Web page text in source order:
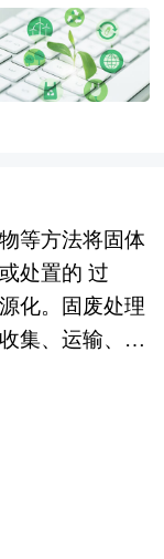
透明，但因含
，通常呈现白
浅绿色调，条
明至半透明。
水、酸、碱及
性、无毒性，
。 《2026-
告》为中研普
研究咨询服务
用版、专业定
业一般水平测
的模板报告，
整就可以作为
具体项目要求
求合理报价，
等方法将固体
处置的 过
化。固废处理
集、运输、
技术智能化、
和市场拓展，
规划》和《绿